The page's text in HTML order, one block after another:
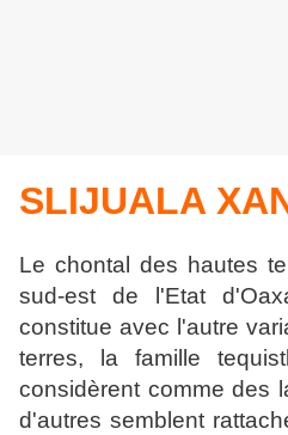
SLIJUALA
Le chontal des hautes
sud-est de l'Etat
constitue avec l'autre
terres, la famille
considèrent comme des
d'autres semblent